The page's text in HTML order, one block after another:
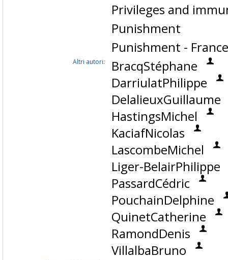
Privileges and
Punishment
Punishment - France
Altri autori:
BracqStéphane
DarriulatPhilippe
DelalieuxGuillaume
HastingsMichel
KaciafNicolas
LascombeMichel
Liger-BelairPhilippe
PassardCédric
PouchainDelphine
QuinetCatherine
RamondDenis
VillalbaBruno